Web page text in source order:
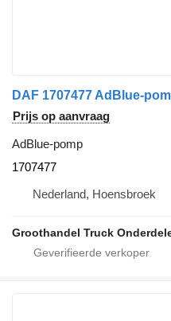
DAF 1707477 AdBlue-
Prijs op aanvraag
AdBlue-pomp
1707477
Nederland, Hoensbroek
Groothandel Truck